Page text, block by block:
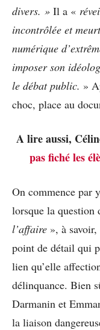
divers. » Il a «
incontrôlée et
numérique
imposer son
le débat public. »
choc, place au
A lire aussi,
pas fiché les
On commence par
lorsque la question
l’affaire », à
point de détail qui
lien qu’elle
délinquance. Bien
Darmanin et
la liaison